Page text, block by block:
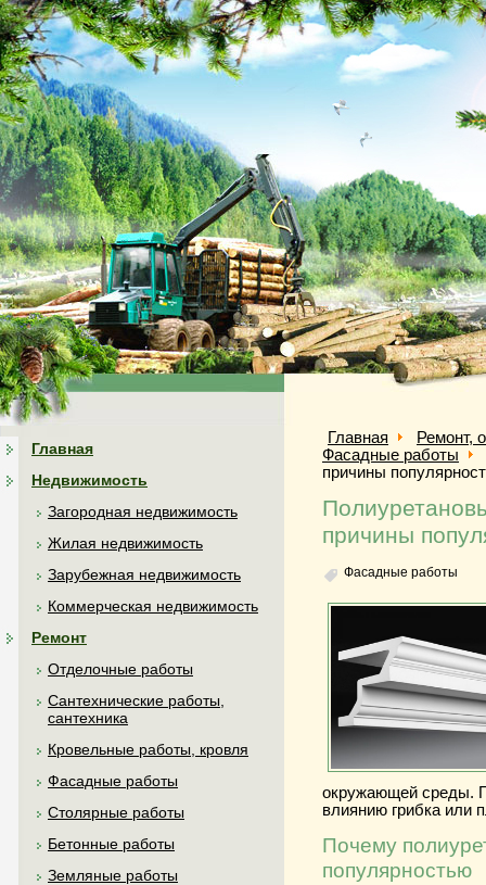
Главная
Недвижимость
Загородная недвижимость
Жилая недвижимость
Зарубежная недвижимость
Коммерческая недвижимость
Ремонт
Отделочные работы
Сантехнические работы,
сантехника
Кровельные работы, кровля
Фасадные работы
Столярные работы
Бетонные работы
Земляные работы
Главная
Ремонт,
Фасадные работы
причины
причины
Фасадные работы
окружающей среды.
влиянию грибка или
Почему
популярностью